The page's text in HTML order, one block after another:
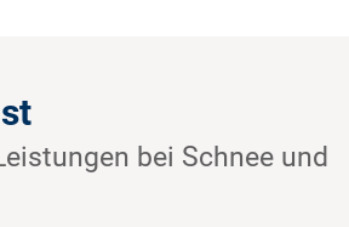
bei Schnee und